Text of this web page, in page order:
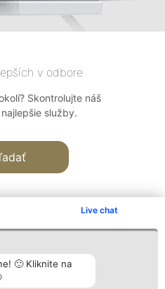
Live chat
🙂 Kliknite na
v odbore
Skontrolujte náš
služby.
Kontakt
Kontakt